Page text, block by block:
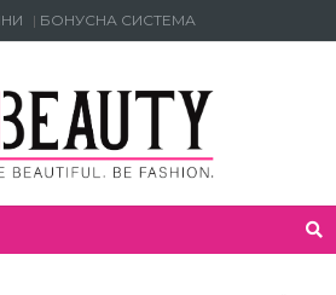
БОНУСНА СИСТЕМА